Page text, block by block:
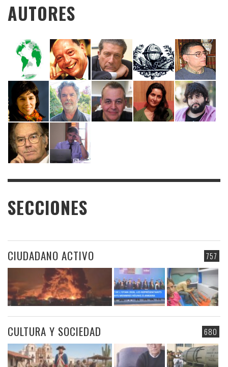
AUTORES
SECCIONES
757
CIUDADANO ACTIVO
680
CULTURA Y SOCIEDAD